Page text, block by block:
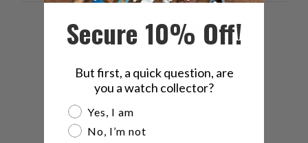
4.3 / 5 3 reviews
Secure 10% Off!
But first, a quick question, are
you a watch collector?
Are you a watch collector?
Yes, I am
No, I’m not